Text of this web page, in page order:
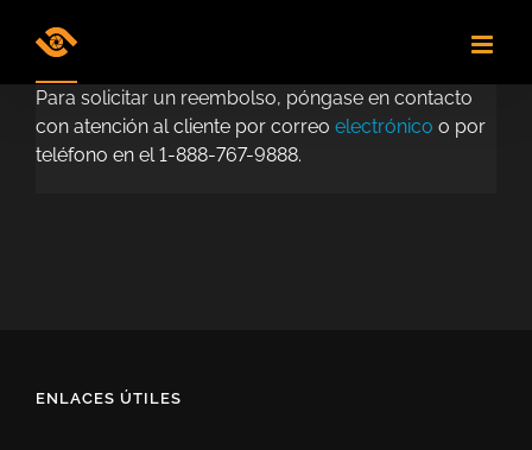
Para solicitar un reembolso, póngase en contacto
con atención al cliente por correo electrónico o por
teléfono en el 1-888-767-9888.
ENLACES ÚTILES